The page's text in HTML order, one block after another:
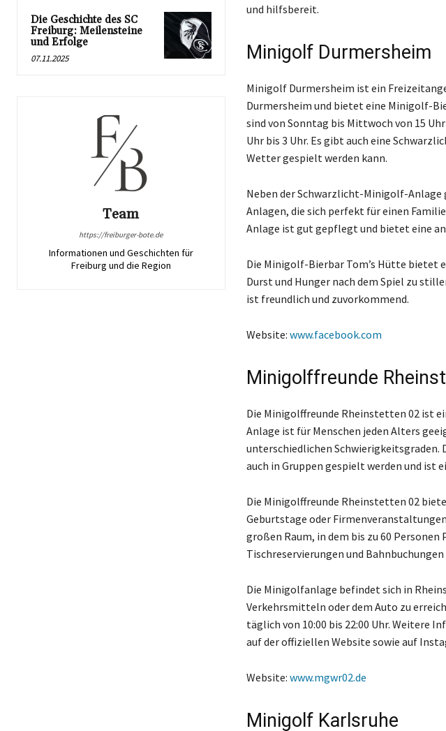
Die Geschichte des SC
Freiburg: Meilensteine
und Erfolge
07.11.2025
Team
https://freiburger-bote.de
Informationen und Geschichten für
Freiburg und die Region
und hilfsbereit.
Minigolf Durmersheim
Minigolf Durmersheim ist ein
Durmersheim und bietet eine Minigolf-
sind von Sonntag bis Mittwoch von 15
Uhr bis 3 Uhr. Es gibt auch eine
Wetter gespielt werden kann.
Neben der Schwarzlicht-Minigolf-
Anlagen, die sich perfekt für einen
Anlage ist gut gepflegt und bietet eine
Die Minigolf-Bierbar Tom’s Hütte bietet
Durst und Hunger nach dem Spiel zu
ist freundlich und zuvorkommend.
Website: www.facebook.com
Minigolffreunde
Die Minigolffreunde Rheinstetten 02 ist
Anlage ist für Menschen jeden Alters
unterschiedlichen
auch in Gruppen gespielt werden und ist
Die Minigolffreunde Rheinstetten 02
Geburtstage oder
großen Raum, in dem bis zu 60
Tischreservierungen und
Die Minigolfanlage befindet sich in
Verkehrsmitteln oder dem Auto zu
täglich von 10:00 bis 22:00 Uhr. Weitere
auf der offiziellen Website sowie auf
Website: www.mgwr02.de
Minigolf Karlsruhe